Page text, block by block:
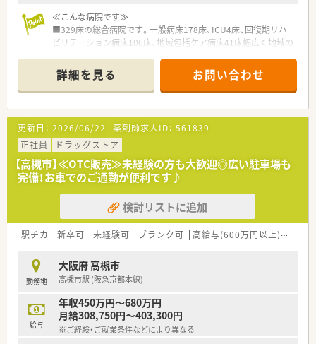
≪こんな病院です≫
■329床の総合病院です。一般病床178床、ICU4床、回復期リハ
ビリテーション病床106床、地域包括ケア病床41床幅広く地域の
■JR「高槻駅」から北へ車で7分程、車通勤が難しい方は高槻駅か
らバスをご利用いただけます。
■薬剤科は薬剤師の体制は薬剤師15名、事務3名となっていま
す。
■外来は院外処方で門前の調剤薬局でとなっており、入院患者様
に集中できる環境です。地域の基幹病院として使命を果たして
います。
≪こんな医療法人です≫
■昭和46年より急性期医療を基本に地域医療に関わってきてお
り、医療・介護・看護、他施設との連携を取りながら、急性期から
在宅まで切れめのない医療を提供しています。
■女性比率が高く、管理職で50パーセント以上・一般で70パーセ
ント以上となっており、女性もしかりと活躍できるフィールドと
■地域の皆様に信頼され、そして支持される良心的な医療を常に
意識し、 医療サービスを提供しております。
≪業務内容≫
■内服薬・注射剤調剤業務
■病棟薬剤業務、薬剤管理指導業務
■医薬品情報管理業務
詳細を見る お問い合わせ
更新日： 2026/06/22 薬剤師求人ID： 561839
正社員
ドラッグストア
【高槻市】≪OTC販売≫未経験の方も大歓迎◎広い駐車場も
完備！お車でのご通勤が便利です♪
検討リストに追加
駅チカ 新卒可 未経験可 ブランク可 高給与(600万円以上)
勤務地
大阪府 高槻市
高槻市駅 (阪急京都本線)
給与
年収450万円～680万円
月給308,750円～403,300円
※ご経験・ご就業条件などにより異なる